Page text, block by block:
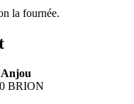
la fournée.
BRION